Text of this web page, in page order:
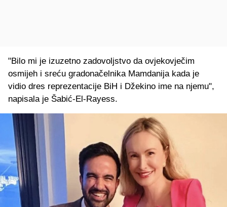
"Bilo mi je izuzetno zadovoljstvo da ovjekovječim
osmijeh i sreću gradonačelnika Mamdanija kada je
vidio dres reprezentacije BiH i Džekino ime na njemu",
napisala je Šabić-El-Rayess.